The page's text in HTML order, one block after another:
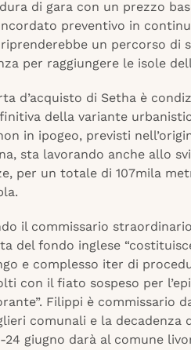
di gara con un prezzo
preventivo in
un percorso
per raggiungere le isole
d’acquisto di Setha è
della variante
in ipogeo, previsti
sta lavorando anche allo
per un totale di 107mila
il commissario
del fondo inglese
e complesso iter di
con il fiato sospeso per
Filippi è commissario
comunali e la decadenza
24 giugno darà al comune